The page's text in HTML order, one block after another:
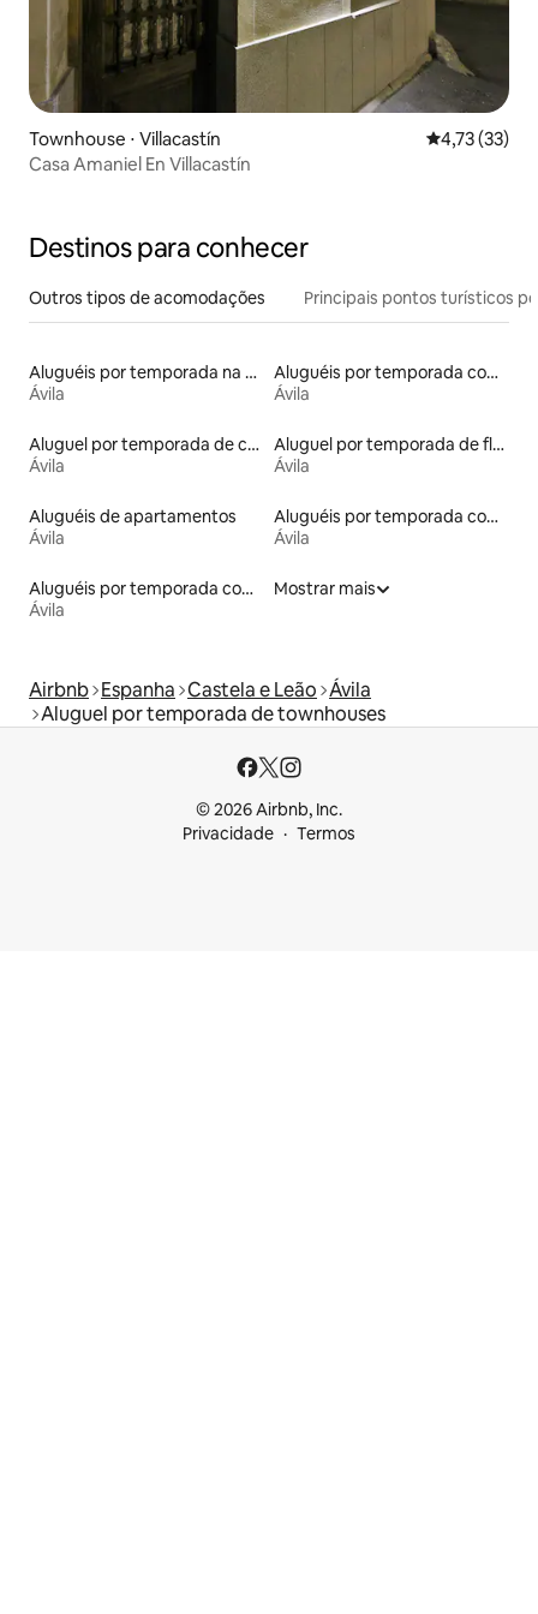
Townhouse ⋅ Villacastín 4,73 de uma
4,73 (33)
Casa Amaniel En Villacastín
Destinos para conhecer
Outros tipos de acomodações Principais pontos turísticos
Aluguéis por temporada na orla
Ávila
Aluguéis por temporada com acesso ao lago
Ávila
Aluguel por temporada de casas de veraneio
Ávila
Aluguel por temporada de flats
Ávila
Aluguéis de apartamentos
Ávila
Aluguéis por temporada com banheira de hidromassagem
Ávila
Aluguéis por temporada com acesso à praia
Ávila
Mostrar mais
Airbnb Espanha Castela e Leão Ávila
Aluguel por temporada de townhouses
© 2026 Airbnb, Inc.
Privacidade
Termos